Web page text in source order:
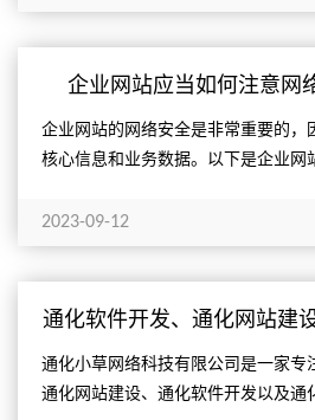
企业网站应当如何注意网
企业网站的网络安全是非常重要的，
核心信息和业务数据。以下是企业网
2023-09-12
通化软件开发、通化网站建
通化小草网络科技有限公司是一家专
通化网站建设、通化软件开发以及通